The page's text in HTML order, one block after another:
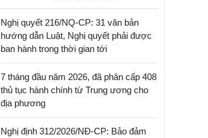
Nghị quyết 216/NQ-CP: 31 văn bản
hướng dẫn Luật, Nghị quyết phải được
ban hành trong thời gian tới
7 tháng đầu năm 2026, đã phân cấp 408
thủ tục hành chính từ Trung ương cho
địa phương
Nghị định 312/2026/NĐ-CP: Bảo đảm